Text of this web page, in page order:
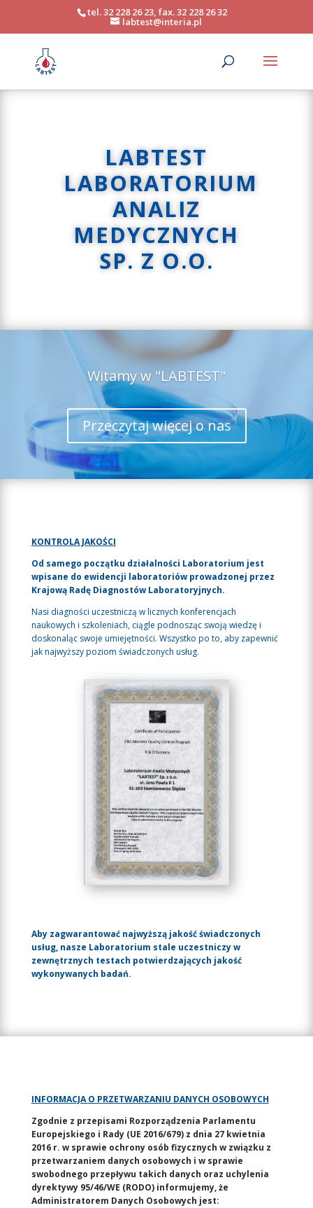
tel. 32 228 26 23, fax. 32 228 26 32
labtest@interia.pl
LABTEST
LABORATORIUM
ANALIZ
MEDYCZNYCH
SP. Z O.O.
Witamy w "LABTEST"
Przeczytaj więcej o nas
KONTROLA JAKOŚCI
Od samego początku działalności Laboratorium jest
wpisane do ewidencji laboratoriów prowadzonej przez
Krajową Radę Diagnostów Laboratoryjnych.
Nasi diagności uczestniczą w licznych konferencjach
naukowych i szkoleniach, ciągle podnosząc swoją wiedzę i
doskonaląc swoje umiejętności. Wszystko po to, aby zapewnić
jak najwyższy poziom świadczonych usług.
Aby zagwarantować najwyższą jakość świadczonych
usług, nasze Laboratorium stale uczestniczy w
zewnętrznych testach potwierdzających jakość
wykonywanych badań.
INFORMACJA O PRZETWARZANIU DANYCH OSOBOWYCH
Zgodnie z przepisami Rozporządzenia Parlamentu
Europejskiego i Rady (UE 2016/679) z dnia 27 kwietnia
2016 r. w sprawie ochrony osób fizycznych w związku z
przetwarzaniem danych osobowych i w sprawie
swobodnego przepływu takich danych oraz uchylenia
dyrektywy 95/46/WE (RODO) informujemy, że
Administratorem Danych Osobowych jest: